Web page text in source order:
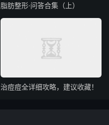
脂肪整形·问答合集（上）
治痘痘全详细攻略，建议收藏！